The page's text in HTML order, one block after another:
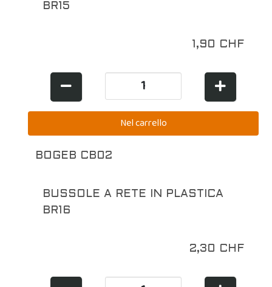
BR15
1,90 CHF
BOGEB CB02
BUSSOLE A RETE IN PLASTICA
BR16
2,30 CHF